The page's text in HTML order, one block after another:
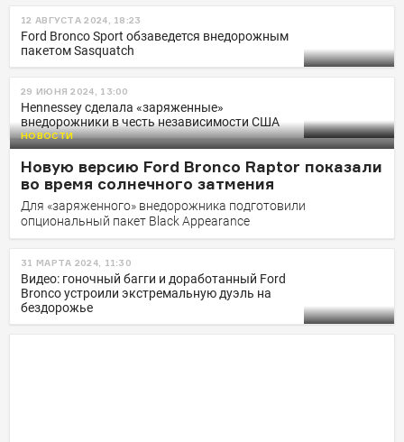
12 АВГУСТА 2024, 18:23
Ford Bronco Sport обзаведется внедорожным
пакетом Sasquatch
29 ИЮНЯ 2024, 13:00
Hennessey сделала «заряженные»
внедорожники в честь независимости США
НОВОСТИ
Новую версию Ford Bronco Raptor показали
во время солнечного затмения
Для «заряженного» внедорожника подготовили
опциональный пакет Black Appearance
31 МАРТА 2024, 11:30
Видео: гоночный багги и доработанный Ford
Bronco устроили экстремальную дуэль на
бездорожье